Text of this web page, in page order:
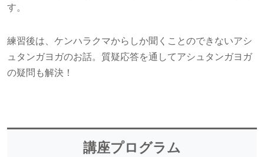
す。
練習後は、ケンハラクマからしか聞くことのできないアシ
ュタンガヨガのお話。質疑応答を通してアシュタンガヨガ
の疑問も解決！
講座プログラム